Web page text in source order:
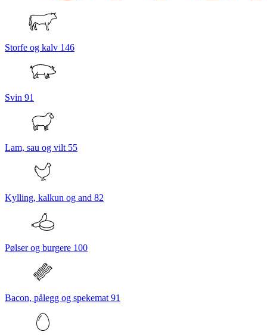
Storfe og kalv 146
Svin 91
Lam, sau og vilt 55
Kylling, kalkun og and 82
Pølser og burgere 100
Bacon, pålegg og spekemat 91